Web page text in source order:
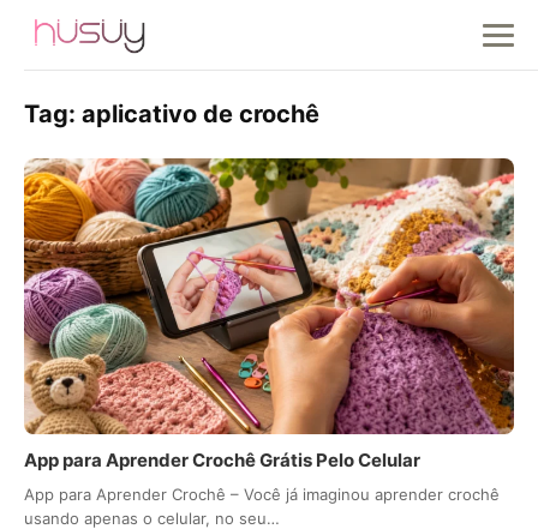
Tag: aplicativo de crochê
App para Aprender Crochê Grátis Pelo Celular
App para Aprender Crochê – Você já imaginou aprender crochê
usando apenas o celular, no seu…